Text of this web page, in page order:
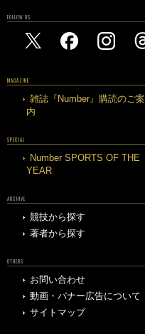
FOLLOW US
MAGAZINE
雑誌『Number』購読のご案
内
SPECIAL
Number SPORTS OF THE
YEAR
ARCHIVE
競技から探す
著者から探す
OTHERS
お問い合わせ
動画・バナー広告について
サイトマップ